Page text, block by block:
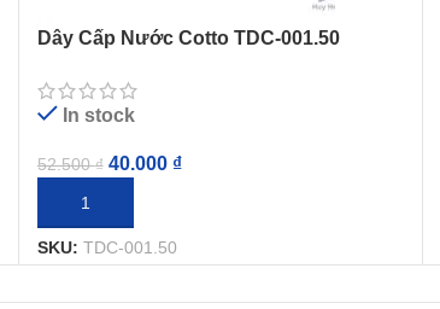
Dây Cấp Nước Cotto TDC-001.50
In stock
52.500₫ 40.000 ₫
THÊM VÀO GIỎ HÀNG
SKU: TDC-001.50